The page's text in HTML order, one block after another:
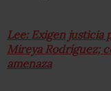
Lee: Exigen justicia
Mireya Rodríguez;
amenaza